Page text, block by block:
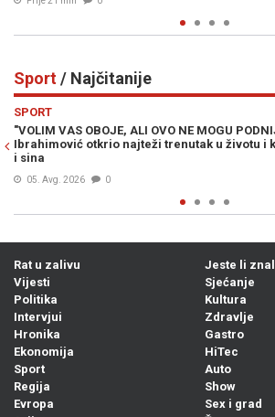
Sport/ Najčitanije
Zlatan
napustio ženu
LIVNJAK PRELOMIO:
trenersku karijeru...
Rat u zalivu
Vijesti
Politika
Intervjui
Hronika
Ekonomija
Sport
Regija
Evropa
Jeste li
Sjećanje
Kultura
Zdravlje
Gastro
HiTec
Auto
Show
Sex i grad